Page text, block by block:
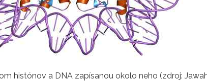
histónov a DNA zapísanou okolo neho (zdroj: